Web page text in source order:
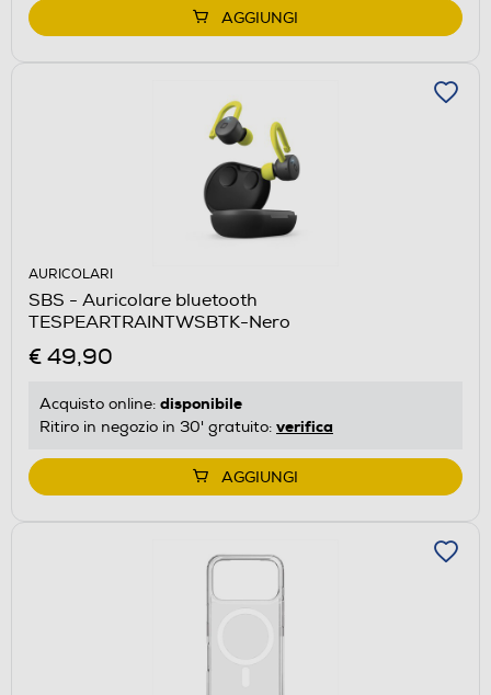
AGGIUNGI
AURICOLARI
SBS - Auricolare bluetooth
TESPEARTRAINTWSBTK-Nero
€ 49,90
Acquisto online: disponibile
Ritiro in negozio in 30' gratuito: verifica
AGGIUNGI